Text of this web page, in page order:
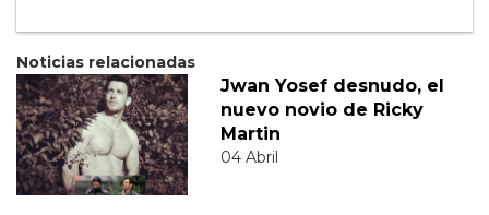
Noticias relacionadas
Jwan Yosef desnudo, el
nuevo novio de Ricky
Martin
04 Abril